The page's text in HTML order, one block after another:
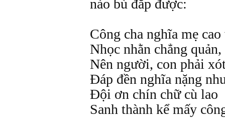
nào bù đắp được:
Công cha nghĩa mẹ
Nhọc nhằn chẳng
Nên người, con phải
Đáp đền nghĩa nặng
Đội ơn chín chữ cù lao
Sanh thành kể mấy